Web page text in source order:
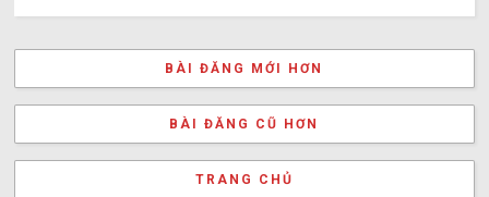
BÀI ĐĂNG MỚI HƠN
BÀI ĐĂNG CŨ HƠN
TRANG CHỦ